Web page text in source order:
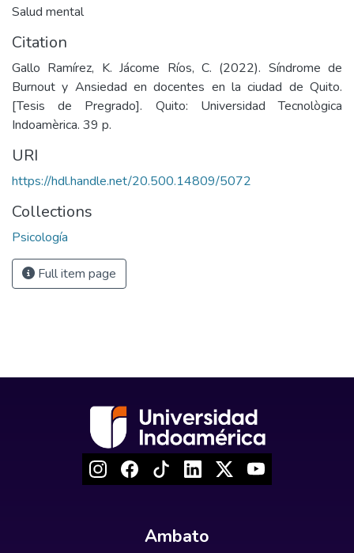
Salud mental
Citation
Gallo Ramírez, K. Jácome Ríos, C. (2022). Síndrome de
Burnout y Ansiedad en docentes en la ciudad de Quito.
[Tesis de Pregrado]. Quito: Universidad Tecnològica
Indoamèrica. 39 p.
URI
https://hdl.handle.net/20.500.14809/5072
Collections
Psicología
Full item page
Ambato